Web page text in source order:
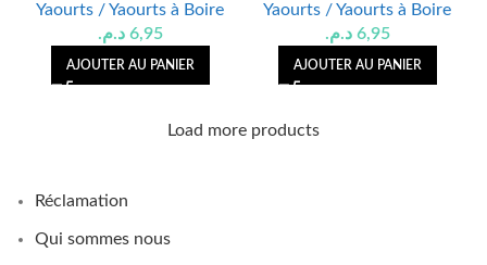
Yaourts / Yaourts à Boire
6,95 د.م.
AJOUTER AU PANIER
Yaourts / Yaourts à Boire
6,95 د.م.
AJOUTER AU PANIER
Load more products
Réclamation
Qui sommes nous